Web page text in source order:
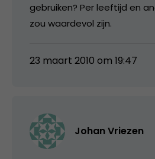
gebruiken? Per leeftijd en
zou waardevol zijn.
23 maart 2010 om 19:47
Johan Vriezen